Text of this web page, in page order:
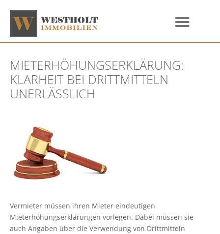
MIETERHÖHUNGSERKLÄRUNG:
KLARHEIT BEI DRITTMITTELN
UNERLÄSSLICH
Vermieter müssen ihren Mieter eindeutigen
Mieterhöhungserklärungen vorlegen. Dabei müssen sie
auch Angaben über die Verwendung von Drittmitteln